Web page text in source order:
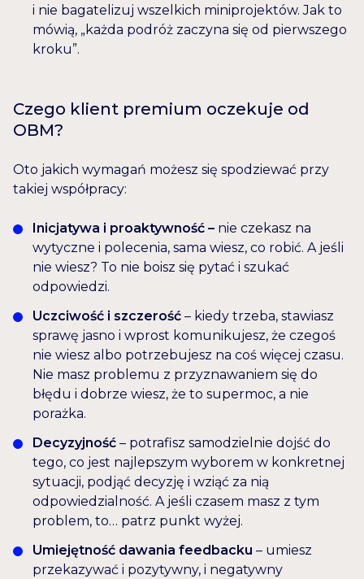
i nie bagatelizuj wszelkich miniprojektów. Jak to
mówią, „każda podróż zaczyna się od pierwszego
kroku”.
Czego klient premium oczekuje od
OBM?
Oto jakich wymagań możesz się spodziewać przy
takiej współpracy:
Inicjatywa i proaktywność – nie czekasz na
wytyczne i polecenia, sama wiesz, co robić. A jeśli
nie wiesz? To nie boisz się pytać i szukać
odpowiedzi.
Uczciwość i szczerość – kiedy trzeba, stawiasz
sprawę jasno i wprost komunikujesz, że czegoś
nie wiesz albo potrzebujesz na coś więcej czasu.
Nie masz problemu z przyznawaniem się do
błędu i dobrze wiesz, że to supermoc, a nie
porażka.
Decyzyjność – potrafisz samodzielnie dojść do
tego, co jest najlepszym wyborem w konkretnej
sytuacji, podjąć decyzję i wziąć za nią
odpowiedzialność. A jeśli czasem masz z tym
problem, to… patrz punkt wyżej.
Umiejętność dawania feedbacku – umiesz
przekazywać i pozytywny, i negatywny